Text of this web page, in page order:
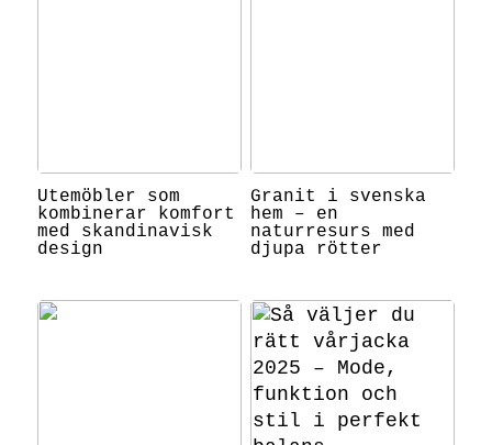
Utemöbler som
kombinerar komfort
med skandinavisk
design
Granit i svenska
hem – en
naturresurs med
djupa rötter